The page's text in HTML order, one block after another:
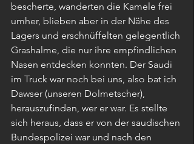
bescherte, wanderten die Kamele frei
umher, blieben aber in der Nähe des
Lagers und erschnüffelten gelegentlich
Grashalme, die nur ihre empfindlichen
Nasen entdecken konnten. Der Saudi
im Truck war noch bei uns, also bat ich
Dawser (unseren Dolmetscher),
herauszufinden, wer er war. Es stellte
sich heraus, dass er von der saudischen
Bundespolizei war und nach den